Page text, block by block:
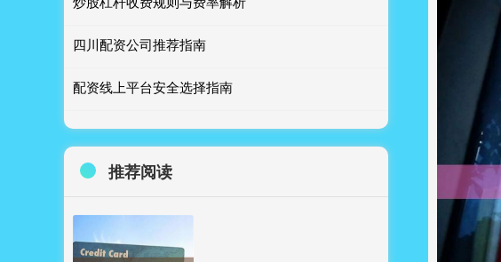
四川配资公司推荐指南
配资线上平台安全选择指南
推荐阅读